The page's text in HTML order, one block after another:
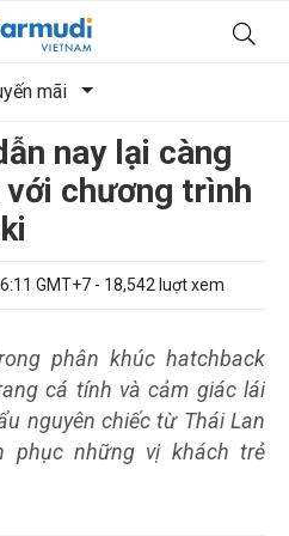
mãi
nay lại càng
chương trình
GMT+7 - 18,542 luợt xem
phân khúc hatchback
cá tính và cảm giác lái
nguyên chiếc từ Thái Lan
phục những vị khách trẻ